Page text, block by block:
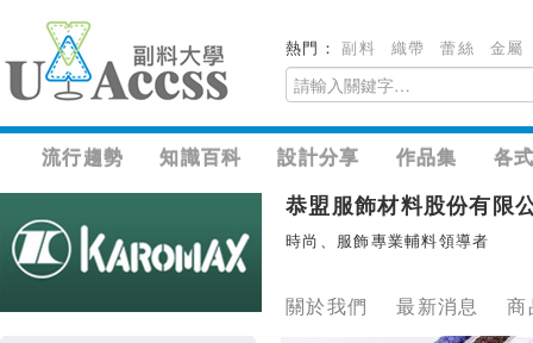
熱門：副料 織帶 蕾絲 金屬
流行趨勢 知識百科 設計分享 作品集 各
恭盟服飾材料股份有限
時尚、服飾專業輔料領導者
關於我們 最新消息 商